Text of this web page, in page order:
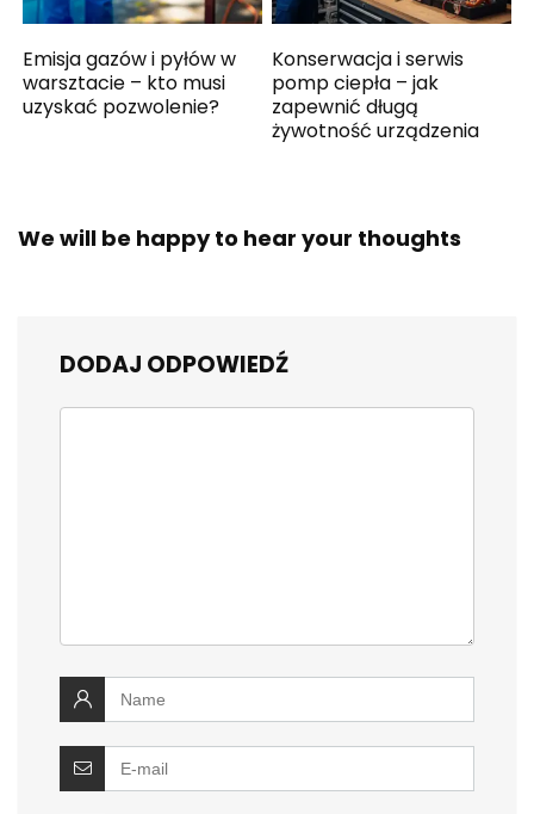
Emisja gazów i pyłów w
warsztacie – kto musi
uzyskać pozwolenie?
Konserwacja i serwis
pomp ciepła – jak
zapewnić długą
żywotność urządzenia
We will be happy to hear your thoughts
DODAJ ODPOWIEDŹ